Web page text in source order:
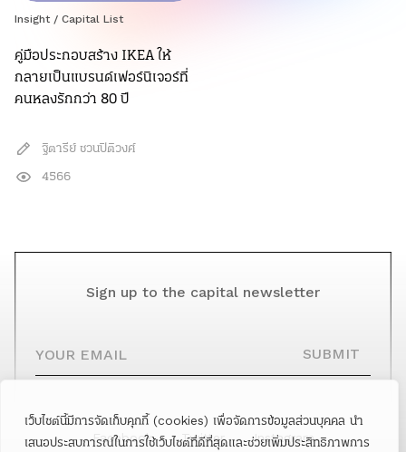
เว็บไซต์นี้มีการจัดเก็บคุกกี้ (cookies) เพื่อจัดการข้อมูลส่วนบุคคล นำ
เสนอประสบการณ์ในการใช้เว็บไซต์ที่ดีที่สุดและช่วยเพิ่มประสิทธิภาพการ
Insight / Capital List
คู่มือประกอบสร้าง IKEA ให้
กลายเป็นแบรนด์เฟอร์นิเจอร์ที่
คนหลงรักกว่า 80 ปี
ฐิตารีย์ ชวนปิติวงศ์
4566
Sign up to the capital newsletter
SUBMIT
Facebook Twitter Instagram